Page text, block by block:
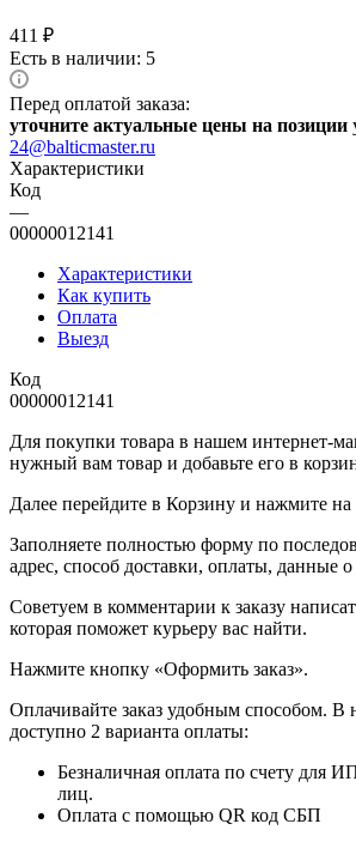
411 ₽
Есть в наличии: 5
Перед оплатой заказа:
уточните актуальные цены на позиции
24@balticmaster.ru
Характеристики
Код
—
00000012141
Характеристики
Как купить
Оплата
Выезд
Код
00000012141
Для покупки товара в нашем интернет-
нужный вам товар и добавьте его в
Далее перейдите в Корзину и нажмите
​​​​​​​Заполняете полностью форму по
адрес, способ доставки, оплаты, данные о
​​​​​​​Советуем в комментарии к заказу
которая поможет курьеру вас найти.
​​​​​​​Нажмите кнопку «Оформить заказ».
Оплачивайте заказ удобным способом. В
доступно 2 варианта оплаты:
Безналичная оплата по счету для
лиц.
Оплата с помощью QR код СБП